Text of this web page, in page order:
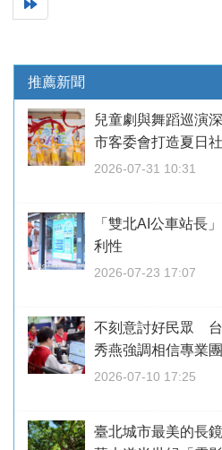
推薦新聞
兒童劇與舞蹈巡演
市客委會打造夏日
2026-07-31 10:31
「雙北AI公車站長
利性
2026-07-23 17:07
不刻意討好民眾
秀燕強調相信專業
2026-07-10 17:25
臺北城市最美的長